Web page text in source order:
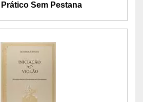
Sem Pestana